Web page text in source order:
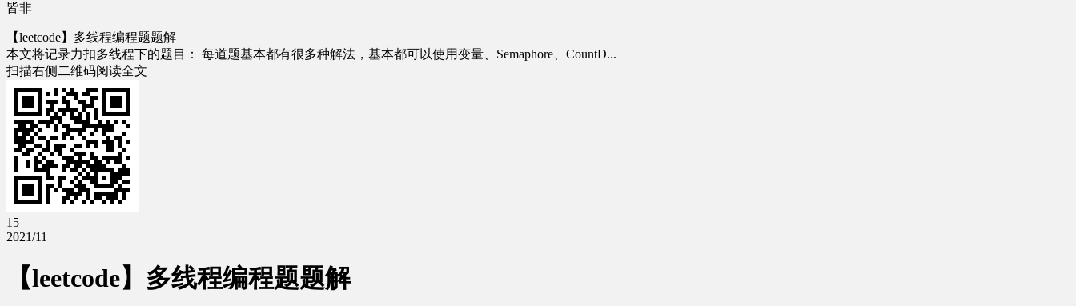
皆非
【leetcode】多线程编程题题解
本文将记录力扣多线程下的题目： 每道题基本都有很多种解法，基本都可以使用变量、Semaphore、CountD...
扫描右侧二维码阅读全文
15
2021/11
【leetcode】多线程编程题题解